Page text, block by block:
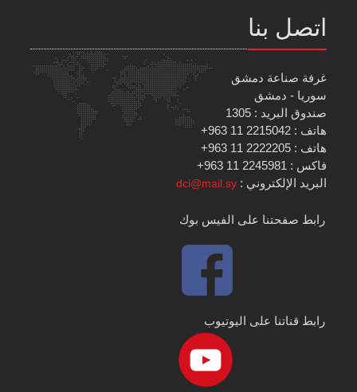
اتصل بنا
غرفة صناعة دمشق
سوريا - دمشق
صندوق البريد : 1305
هاتف : 2215042 11 963+
هاتف : 2222205 11 963+
فاكس : 2245981 11 963+
البريد الإلكتروني :dci@mail.sy
رابط صفحتنا على الفيس بوك
رابط قناتنا على اليوتيوب